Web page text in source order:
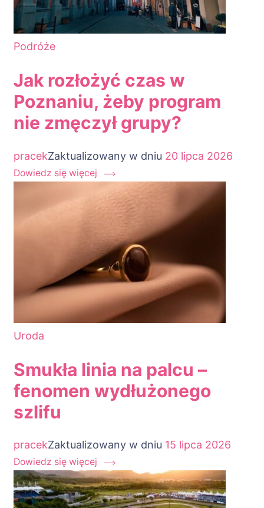
Podróże
Jak rozłożyć czas w
Poznaniu, żeby program
nie zmęczył grupy?
pracekZaktualizowany w dniu 20 lipca 2026
Dowiedz się więcej
Uroda
Smukła linia na palcu –
fenomen wydłużonego
szlifu
pracekZaktualizowany w dniu 15 lipca 2026
Dowiedz się więcej